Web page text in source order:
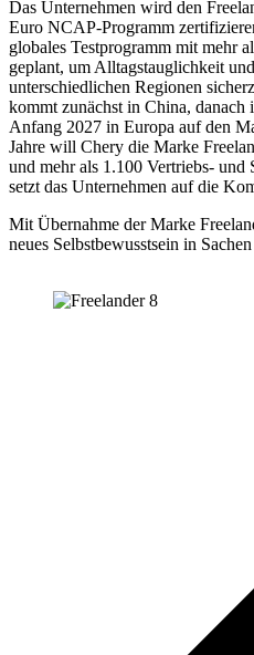
Das Unternehmen wird den
Euro NCAP-Programm
globales Testprogramm mit mehr
geplant, um Alltagstauglichkeit
unterschiedlichen Regionen
kommt zunächst in China, danach
Anfang 2027 in Europa auf den
Jahre will Chery die Marke
und mehr als 1.100 Vertriebs- und
setzt das Unternehmen auf die
Mit Übernahme der Marke
neues Selbstbewusstsein in